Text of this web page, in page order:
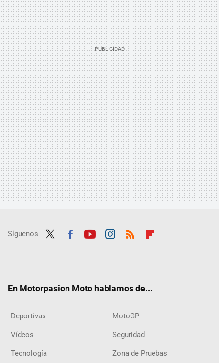
Síguenos
En Motorpasion Moto hablamos de...
Deportivas MotoGP
Vídeos Seguridad
Tecnología Zona de Pruebas